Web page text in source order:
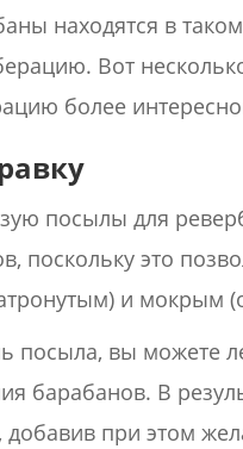
находятся в
Вот
более
посылы для
поскольку это
и мокрым
посыла, вы можете
барабанов. В
добавив при этом